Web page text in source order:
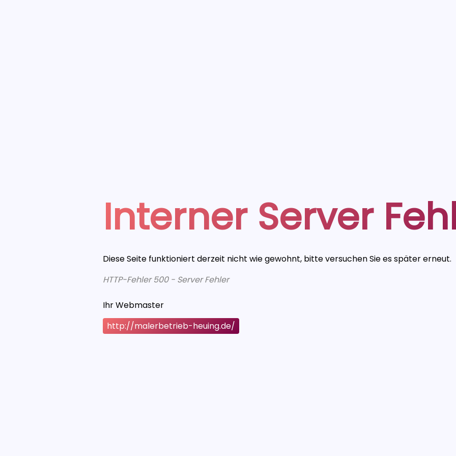
Interner Server
Diese Seite funktioniert derzeit nicht wie gewohnt, bitte versuchen Sie es später erneut.
HTTP-Fehler 500 - Server Fehler
Ihr Webmaster
http://malerbetrieb-heuing.de/